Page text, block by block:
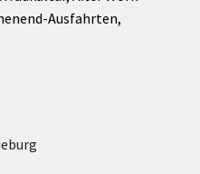
Ausfahrten,